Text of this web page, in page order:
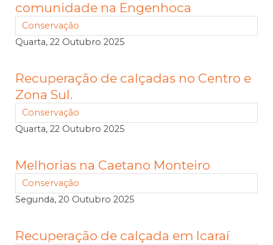
comunidade na Engenhoca
Conservação
Quarta, 22 Outubro 2025
Recuperação de calçadas no Centro e
Zona Sul.
Conservação
Quarta, 22 Outubro 2025
Melhorias na Caetano Monteiro
Conservação
Segunda, 20 Outubro 2025
Recuperação de calçada em Icaraí